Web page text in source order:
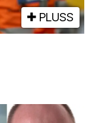
PLUSS